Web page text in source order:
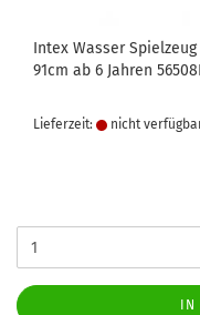
Intex Wasser
91cm ab 6 Jahren
Lieferzeit: nicht